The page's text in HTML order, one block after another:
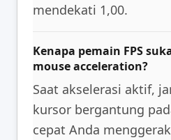
mendekati 1,00.
Kenapa pemain FPS
mouse acceleration?
Saat akselerasi aktif,
kursor bergantung
cepat Anda